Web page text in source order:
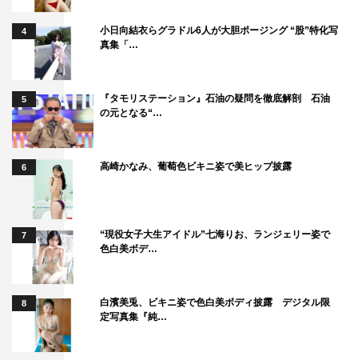
4
小日向結衣らグラドル6人が大胆ポージング “股”特化写
真集「…
5
『タモリステーション』石油の疑問を徹底解剖 石油
の元となる“…
6 高崎かなみ、葡萄色ビキニ姿で美ヒップ披露
7
“現役女子大生アイドル”七海りお、ランジェリー姿で
色白美ボデ…
8
白濱美兎、ビキニ姿で色白美ボディ披露 デジタル限
定写真集『純…